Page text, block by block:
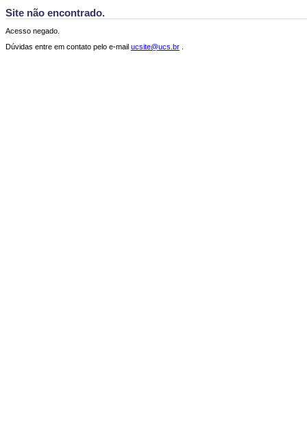
Site não encontrado.
Acesso negado.
Dúvidas entre em contato pelo e-mail ucsite@ucs.br